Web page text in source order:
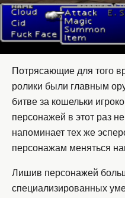
Потрясающие для того
ролики были главным
битве за кошельки
персонажей в этот раз
напоминает тех же
персонажам меняться
Лишив персонажей
специализированных